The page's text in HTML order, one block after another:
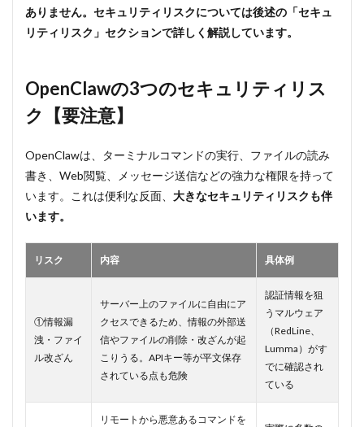
11.5
Q5：ど
モデ
ル）を
使うの
がおす
すか？
11.6
Q6：常
時稼働
にはど
うすれ
11.7
Q7：セ
キュリ
です
ありません。セキュリティリスクについては後述の「セキュ
リティリスク」セクションで詳しく解説しています。
OpenClawの3つのセキュリティリス
ク【要注意】
OpenClawは、ターミナルコマンドの実行、ファイルの読み
書き、Web閲覧、メッセージ送信などの強力な権限を持って
います。これは便利な反面、 大きなセキュリティリスクも伴
います。
リスク 内容 具体例
①情報漏
洩・ファイ
ル改ざん
サーバー上のファイルに自由にア
クセスできるため、情報の外部送
信やファイルの削除・改ざんが起
こりうる。APIキー等が平文保存
されている点も危険
認証情報を狙
うマルウェア
（RedLine、
Lumma）がす
でに確認され
ている
リモートから悪意あるコマンドを